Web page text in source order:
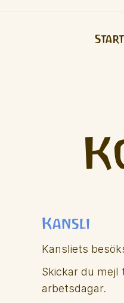
Start
Kansli
Kansliets
Skickar du mejl
arbetsdagar.